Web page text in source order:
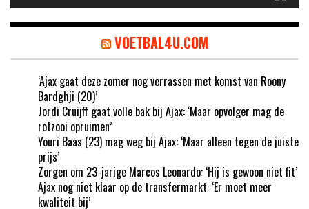
VOETBAL4U.COM
‘Ajax gaat deze zomer nog verrassen met komst van Roony
Bardghji (20)’
Jordi Cruijff gaat volle bak bij Ajax: ‘Maar opvolger mag de
rotzooi opruimen’
Youri Baas (23) mag weg bij Ajax: ‘Maar alleen tegen de juiste
prijs’
Zorgen om 23-jarige Marcos Leonardo: ‘Hij is gewoon niet fit’
Ajax nog niet klaar op de transfermarkt: ‘Er moet meer
kwaliteit bij’